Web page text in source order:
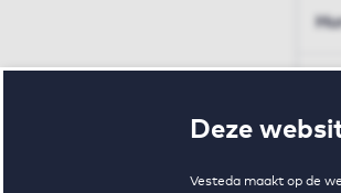
Deze
Vesteda maakt op de